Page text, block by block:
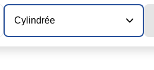
Cylindrée